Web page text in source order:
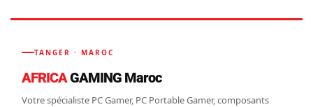
TANGER · MAROC
AFRICAGAMING Maroc
Votre spécialiste PC Gamer, PC Portable Gamer, composants